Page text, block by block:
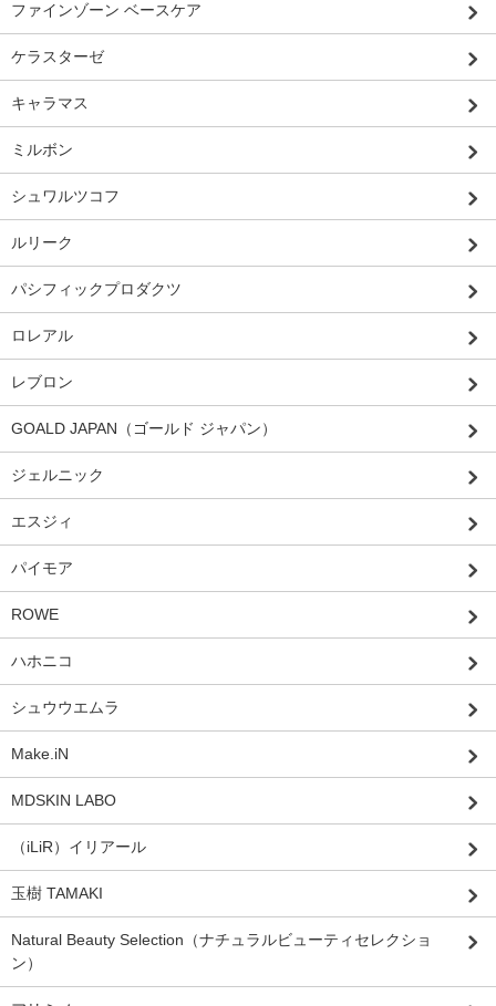
ファインゾーン ベースケア
ケラスターゼ
キャラマス
ミルボン
シュワルツコフ
ルリーク
パシフィックプロダクツ
ロレアル
レブロン
GOALD JAPAN（ゴールド ジャパン）
ジェルニック
エスジィ
パイモア
ROWE
ハホニコ
シュウウエムラ
Make.iN
MDSKIN LABO
（iLiR）イリアール
玉樹 TAMAKI
Natural Beauty Selection（ナチュラルビューティセレクショ
ン）